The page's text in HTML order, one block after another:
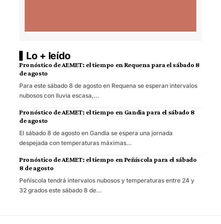
Lo + leído
Pronóstico de AEMET: el tiempo en Requena para el sábado 8
de agosto
Para este sábado 8 de agosto en Requena se esperan intervalos
nubosos con lluvia escasa,…
Pronóstico de AEMET: el tiempo en Gandia para el sábado 8
de agosto
El sábado 8 de agosto en Gandia se espera una jornada
despejada con temperaturas máximas…
Pronóstico de AEMET: el tiempo en Peñíscola para el sábado
8 de agosto
Peñíscola tendrá intervalos nubosos y temperaturas entre 24 y
32 grados este sábado 8 de…